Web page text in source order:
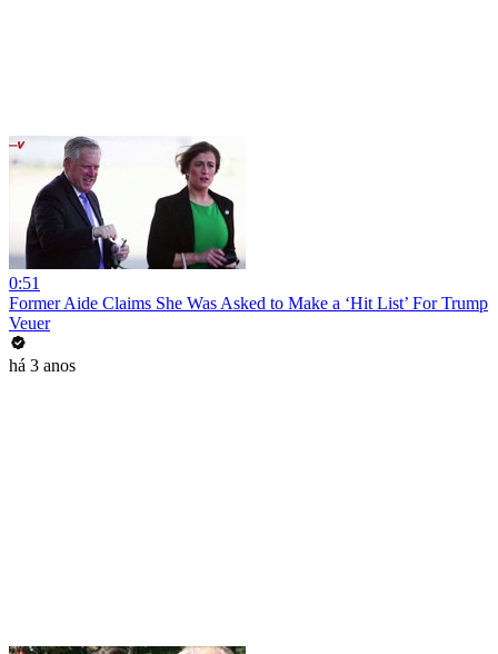
0:51
Former Aide Claims She Was Asked to Make a ‘Hit List’ For Trump
Veuer
há 3 anos